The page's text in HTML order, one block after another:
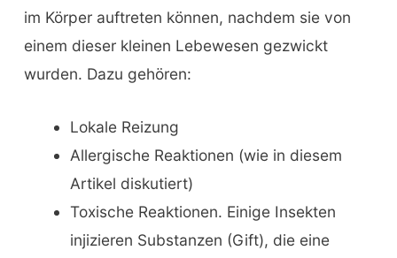
im Körper auftreten können, nachdem sie von
einem dieser kleinen Lebewesen gezwickt
wurden. Dazu gehören:
Lokale Reizung
Allergische Reaktionen (wie in diesem
Artikel diskutiert)
Toxische Reaktionen. Einige Insekten
injizieren Substanzen (Gift), die eine